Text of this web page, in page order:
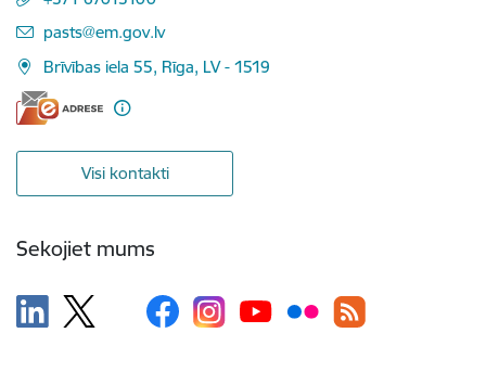
E-pasts:
pasts@em.gov.lv
Brīvības iela 55, Rīga, LV - 1519
Visi kontakti
Sekojiet mums